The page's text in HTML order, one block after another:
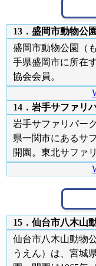
13．盛岡市動物公園
盛岡市動物公園（
手県盛岡市に所在
協会会員。
14．岩手サファリ
岩手サファリパー
県一関市にあるサ
開園。東北サファ
15．仙台市八木山
仙台市八木山動物
うえん）は、宮城